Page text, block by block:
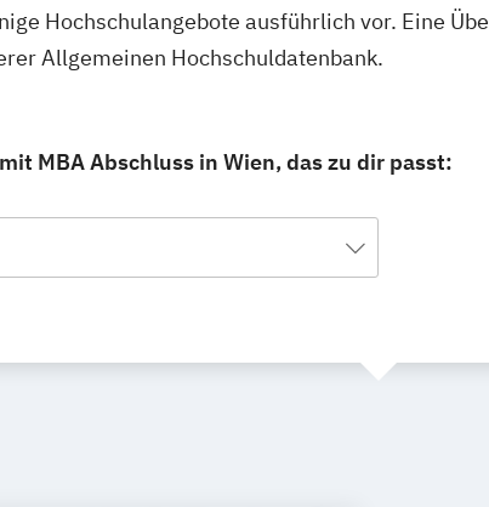
Hochschulangebote ausführlich vor. Eine
Allgemeinen Hochschuldatenbank.
MBA Abschluss in Wien, das zu dir passt: